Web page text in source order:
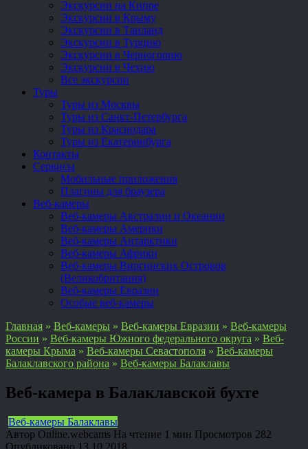
Экскурсии на Кипре
Экскурсии в Крыму
Экскурсии в Таиланд
Экскурсии в Турцию
Экскурсии в Черногорию
Экскурсии в Чехию
Все экскурсии
Туры
Туры из Москвы
Туры из Санкт-Петербурга
Туры из Краснодара
Туры из Екатеринбурга
Контакты
Сервисы
Мобильные приложения
Плагины для браузера
Веб-камеры
Веб-камеры Австралии и Океании
Веб-камеры Америки
Веб-камеры Антарктики
Веб-камеры Африки
Веб-камеры Виргинских Островов
(Великобритания)
Веб-камеры Евразии
Особые веб-камеры
Главная » Веб-камеры » Веб-камеры Евразии » Веб-камеры
России » Веб-камеры Южного федерального округа » Веб-
камеры Крыма » Веб-камеры Севастополя » Веб-камеры
Балаклавского района » Веб-камеры Балаклавы
Веб-камера в Балаклавской бухте
Веб-камеры Балаклавы
Автор Online.webcams На чтение 1 мин Просмотров 282
Опубликовано 13.10.2018